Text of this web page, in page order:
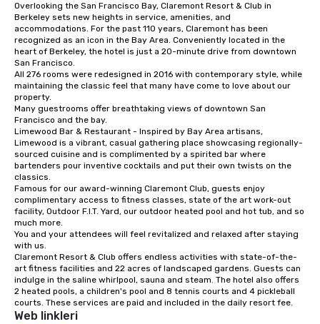
from ingredient sourcing to
instruction, making your event
planning seamless.
Overlooking the San Francisco Bay, Claremont Resort & Club in
Berkeley sets new heights in service, amenities, and
accommodations. For the past 110 years, Claremont has been
recognized as an icon in the Bay Area. Conveniently located in the
heart of Berkeley, the hotel is just a 20-minute drive from downtown
San Francisco.
All 276 rooms were redesigned in 2016 with contemporary style, while
maintaining the classic feel that many have come to love about our
property.
Many guestrooms offer breathtaking views of downtown San
Francisco and the bay.
Limewood Bar & Restaurant - Inspired by Bay Area artisans,
Limewood is a vibrant, casual gathering place showcasing regionally-
sourced cuisine and is complimented by a spirited bar where
bartenders pour inventive cocktails and put their own twists on the
classics.
Famous for our award-winning Claremont Club, guests enjoy
complimentary access to fitness classes, state of the art work-out
facility, Outdoor F.I.T. Yard, our outdoor heated pool and hot tub, and so
much more.
You and your attendees will feel revitalized and relaxed after staying
with us.
Claremont Resort & Club offers endless activities with state-of-the-
art fitness facilities and 22 acres of landscaped gardens. Guests can
indulge in the saline whirlpool, sauna and steam. The hotel also offers
2 heated pools, a children's pool and 8 tennis courts and 4 pickleball
courts. These services are paid and included in the daily resort fee.
Web linkleri